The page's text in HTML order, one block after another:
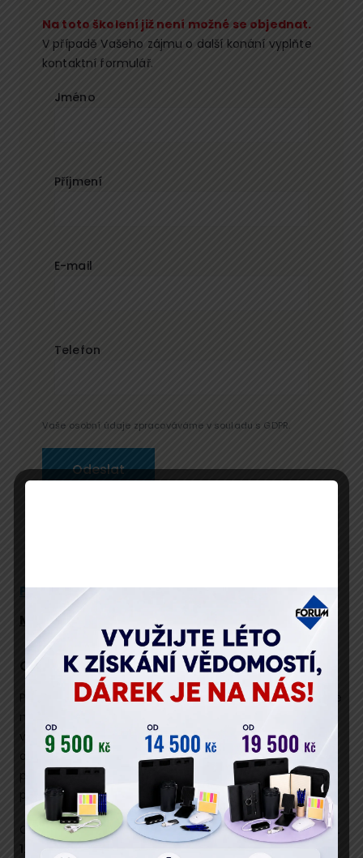
Na toto školení již není možné se objednat.
V případě Vašeho zájmu o další konání vyplňte
kontaktní formulář.
Jméno
Příjmení
E-mail
Telefon
Vaše osobní údaje zpracováváme v souladu s GDPR.
Popis Program
Přednáší
Místo konání
Cíl semináře
Požadavky kladené na dodavatele veřejných zakázek se
v zadávacím řízení je jeho aktivní přístup, velmi dobrá
orientace na trhu veřejných zakázek a znalost
příslušných právních předpisů v jejich novelizované
podobě.
Cílem seminářeVeřejné zakázky pro dodavatele od 1.
je objasnit způsob, jak nastavit interní procesy